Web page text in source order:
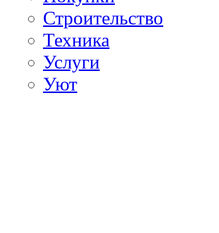
Строительство
Техника
Услуги
Уют